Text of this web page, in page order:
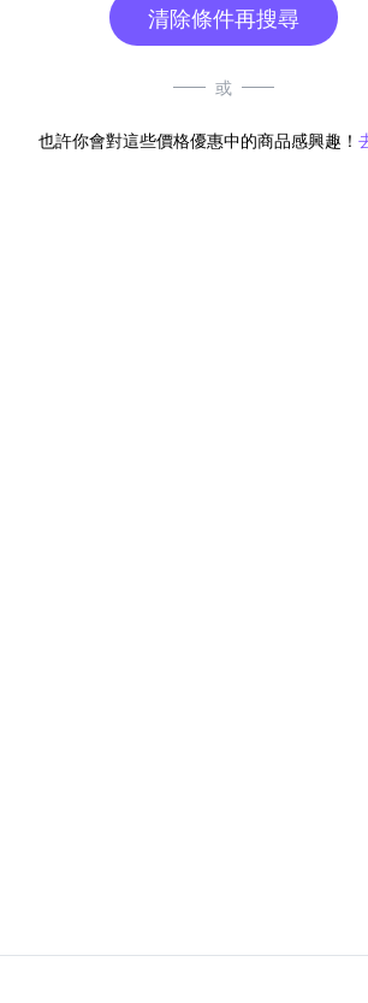
清除條件再搜尋
或
也許你會對這些價格優惠中的商品感興趣！